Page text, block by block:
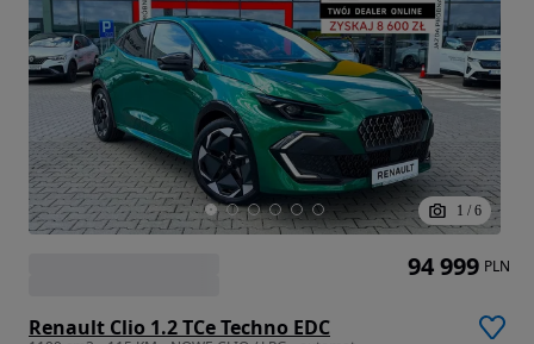
1 / 6
Renault Clio 1.2 TCe Techno EDC
94 999 PLN